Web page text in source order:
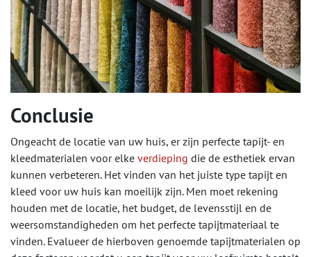
Conclusie
Ongeacht de locatie van uw huis, er zijn perfecte tapijt- en
kleedmaterialen voor elke verdieping die de esthetiek ervan
kunnen verbeteren. Het vinden van het juiste type tapijt en
kleed voor uw huis kan moeilijk zijn. Men moet rekening
houden met de locatie, het budget, de levensstijl en de
weersomstandigheden om het perfecte tapijtmateriaal te
vinden. Evalueer de hierboven genoemde tapijtmaterialen op